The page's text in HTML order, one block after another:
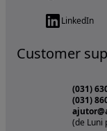
LinkedIn
Customer
(031)
(031)
(de Luni